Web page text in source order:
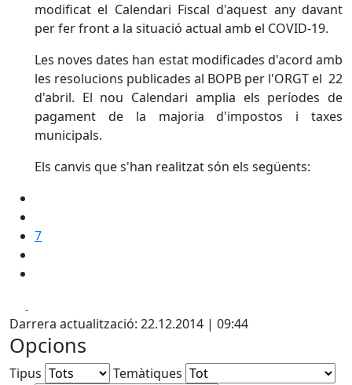
modificat el Calendari Fiscal d'aquest any davant
per fer front a la situació actual amb el COVID-19.
Les noves dates han estat modificades d'acord amb
les resolucions publicades al BOPB per l'ORGT el 22
d'abril. El nou Calendari amplia els períodes de
pagament de la majoria d'impostos i taxes
municipals.
Els canvis que s'han realitzat són els següents:
7
Darrera actualització: 22.12.2014 | 09:44
Opcions
Tipus Temàtiques